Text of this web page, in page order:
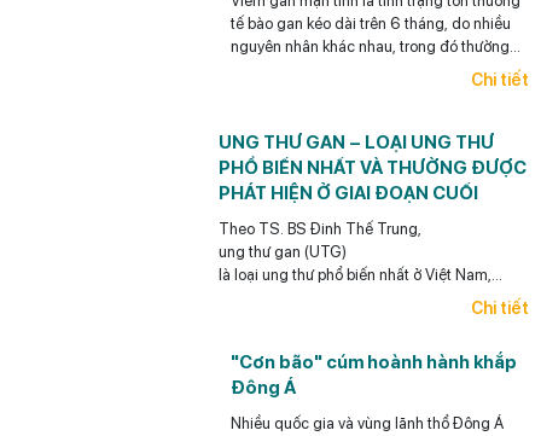
tế bào gan kéo dài trên 6 tháng, do nhiều
nguyên nhân khác nhau, trong đó thường
gặp nhất là viêm gan siêu vi B mạn tính,
Chi tiết
UNG THƯ GAN – LOẠI UNG THƯ
PHỔ BIẾN NHẤT VÀ THƯỜNG ĐƯỢC
PHÁT HIỆN Ở GIAI ĐOẠN CUỐI
Theo TS. BS Đinh Thế Trung,
ung thư gan (UTG)
là loại ung thư phổ biến nhất ở Việt Nam,
ra UTG cho bệnh nhân),
có thể phát hiện sớm và điều trị hiệu quả
Chi tiết
"Cơn bão" cúm hoành hành khắp
Đông Á
Nhiều quốc gia và vùng lãnh thổ Đông Á